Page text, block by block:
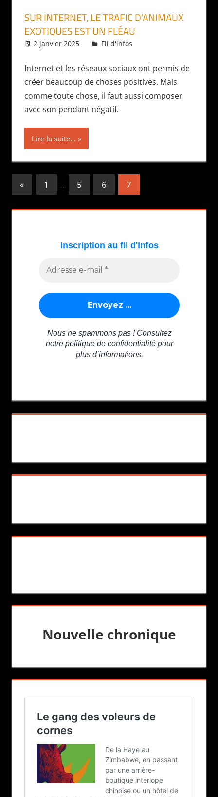
SUR INTERNET, LE TRAFIC D’ANIMAUX
EXOTIQUES EST UN FLÉAU
2 janvier 2025 Daniel
Fil d'infos
Internet et les réseaux sociaux ont permis de
créer beaucoup de choses positives. Mais
comme toute chose, il faut aussi composer
avec son pendant négatif.
Lire la suite...
Pagination
«Publications
précédentes
1 … 5 6 7
Nouvelle chronique